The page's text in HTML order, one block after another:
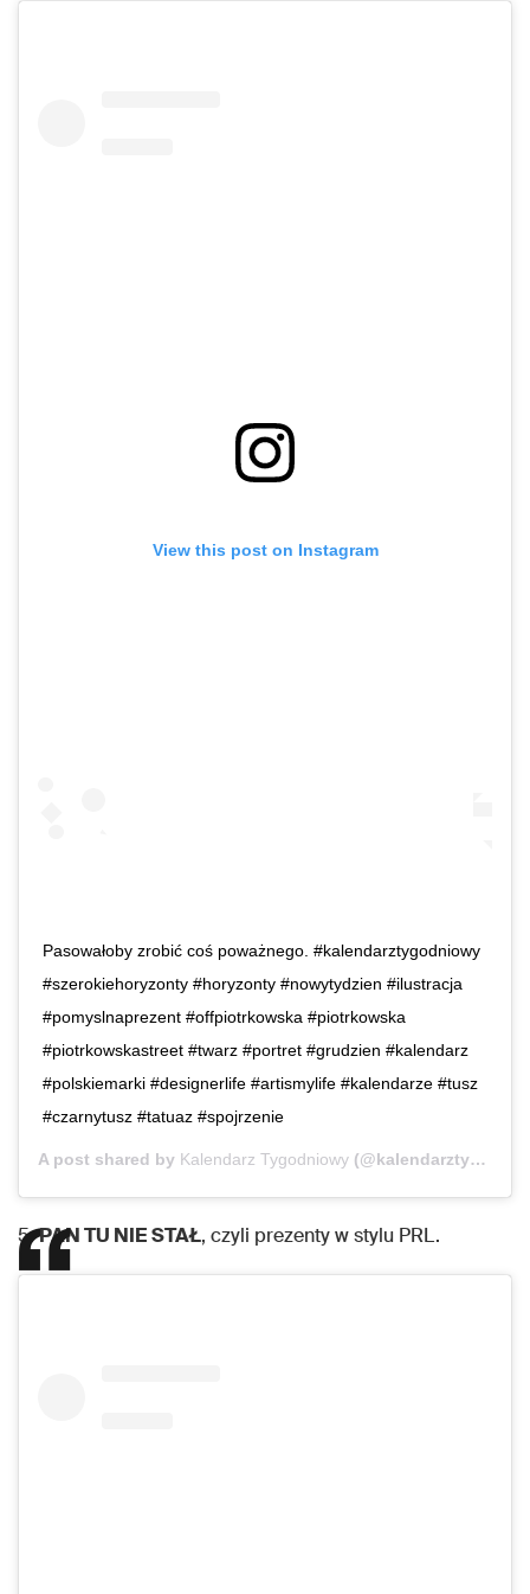
View this post on Instagram
Pasowałoby zrobić coś poważnego. #kalendarztygodniowy
#szerokiehoryzonty #horyzonty #nowytydzien #ilustracja
#pomyslnaprezent #offpiotrkowska #piotrkowska
#piotrkowskastreet #twarz #portret #grudzien #kalendarz
#polskiemarki #designerlife #artismylife #kalendarze #tusz
#czarnytusz #tatuaz #spojrzenie
A post shared by Kalendarz Tygodniowy (@kalendarztygodniowy) on
5.PAN TU NIE STAŁ, czyli prezenty w stylu PRL.